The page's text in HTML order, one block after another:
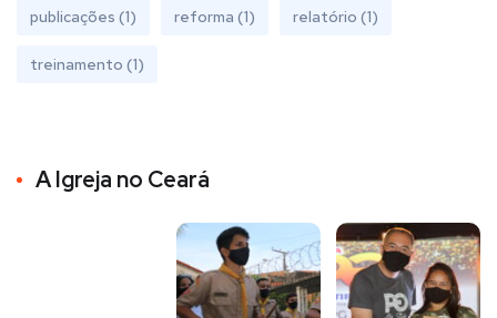
publicações (1) reforma (1) relatório (1)
treinamento (1)
A Igreja no Ceará